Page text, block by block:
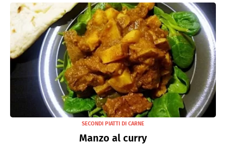
SECONDI PIATTI DI CARNE
Manzo al curry